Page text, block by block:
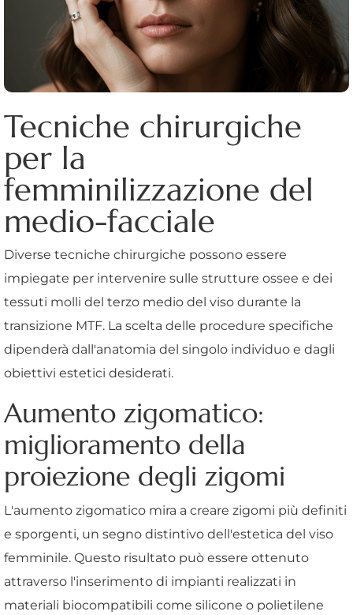
Tecniche chirurgiche
per la
femminilizzazione del
medio-facciale
Diverse tecniche chirurgiche possono essere
impiegate per intervenire sulle strutture ossee e dei
tessuti molli del terzo medio del viso durante la
transizione MTF. La scelta delle procedure specifiche
dipenderà dall'anatomia del singolo individuo e dagli
obiettivi estetici desiderati.
Aumento zigomatico:
miglioramento della
proiezione degli zigomi
L'aumento zigomatico mira a creare zigomi più definiti
e sporgenti, un segno distintivo dell'estetica del viso
femminile. Questo risultato può essere ottenuto
attraverso l'inserimento di impianti realizzati in
materiali biocompatibili come silicone o polietilene